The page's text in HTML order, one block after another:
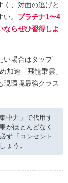
く、対面の逃げと
。 プラチナ1〜4
ならぜひ習得しよ
い場合はタップ
加速「飛龍乗雲」
現環境最強クラス
中力」で代用す
がほとんどなく
ず「コンセント
ょう。